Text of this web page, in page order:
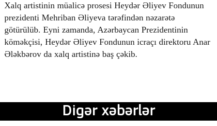
Xalq artistinin müalicə prosesi Heydər Əliyev Fondunun
prezidenti Mehriban Əliyeva tərəfindən nəzarətə
götürülüb. Eyni zamanda, Azərbaycan Prezidentinin
köməkçisi, Heydər Əliyev Fondunun icraçı direktoru Anar
Ələkbərov da xalq artistinə baş çəkib.
Digər xəbərlər